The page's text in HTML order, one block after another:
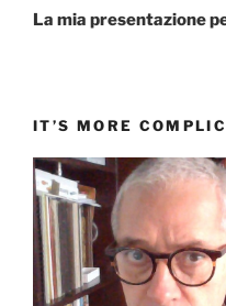
successivo
La mia presentazione
IT’S MORE